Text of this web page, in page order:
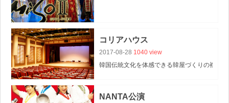
コリアハウス
2017-08-28 1040 view
韓国伝統文化を体感できる韓屋づくりの複合
NANTA公演